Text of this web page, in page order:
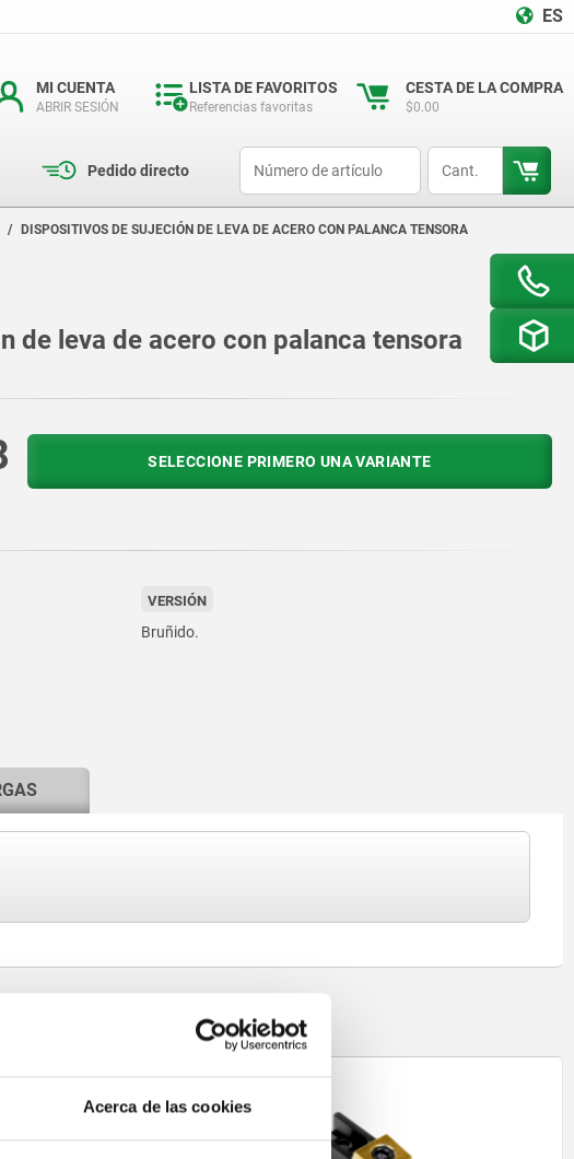
Acerca de las cookies
ES
MI CUENTA
ABRIR SESIÓN
LISTA DE FAVORITOS
Referencias favoritas
CESTA DE LA COMPRA
$0.00
Pedido directo
DISPOSITIVOS DE SUJECIÓN DE LEVA DE ACERO CON PALANCA TENSORA
de leva de acero con palanca tensora
SELECCIONE PRIMERO UNA VARIANTE
VERSIÓN
Bruñido.